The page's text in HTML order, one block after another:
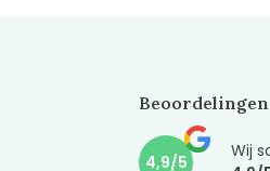
Beoordelingen
4,9/5
Wij